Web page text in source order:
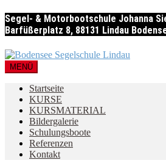
Segel- & Motorbootschule Johanna
Barfüßerplatz 8, 88131 Lindau
MENÜ
Startseite
KURSE
KURSMATERIAL
Bildergalerie
Schulungsboote
Referenzen
Kontakt